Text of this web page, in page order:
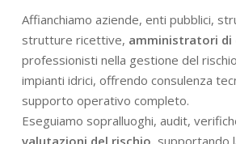
Affianchiamo aziende, enti pubblici,
strutture ricettive, amministratori di
professionisti nella gestione del
impianti idrici, offrendo consulenza
supporto operativo completo.
Eseguiamo sopralluoghi, audit,